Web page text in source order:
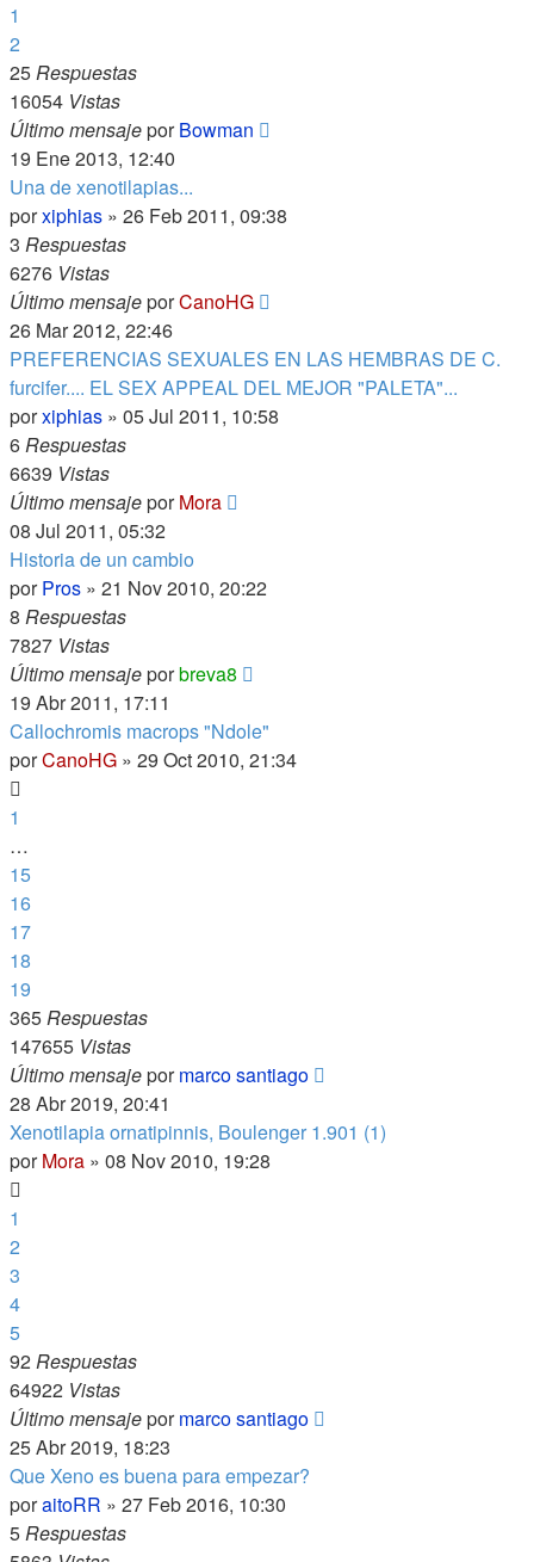
1
2
25Respuestas
16054 Vistas
Último mensajeporBowman
19 Ene 2013, 12:40
Una de xenotilapias...
porxiphias » 26 Feb 2011, 09:38
3 Respuestas
6276 Vistas
Último mensajeporCanoHG
26 Mar 2012, 22:46
PREFERENCIAS SEXUALES EN LAS HEMBRAS DE C.
furcifer.... EL SEX APPEAL DEL MEJOR "PALETA"...
porxiphias » 05 Jul 2011, 10:58
6Respuestas
6639 Vistas
Último mensajeporMora
08 Jul 2011, 05:32
Historia de un cambio
porPros » 21 Nov 2010, 20:22
8 Respuestas
7827 Vistas
Último mensajeporbreva8
19 Abr 2011, 17:11
Callochromis macrops "Ndole"
porCanoHG » 29 Oct 2010, 21:34
1
…
15
16
17
18
19
365Respuestas
147655 Vistas
Último mensajepormarco santiago
28 Abr 2019, 20:41
Xenotilapia ornatipinnis, Boulenger 1.901 (1)
porMora » 08 Nov 2010, 19:28
1
2
3
4
5
92Respuestas
64922 Vistas
Último mensajepormarco santiago
25 Abr 2019, 18:23
Que Xeno es buena para empezar?
poraitoRR » 27 Feb 2016, 10:30
5Respuestas